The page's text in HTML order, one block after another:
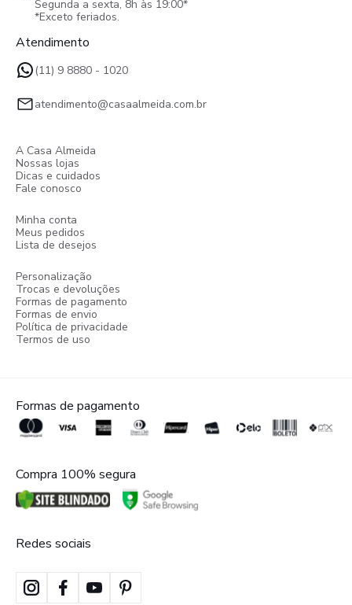
Segunda a sexta, 8h às 19:00*
*Exceto feriados.
Atendimento
(11) 9 8880 - 1020
atendimento@casaalmeida.com.br
A Casa Almeida
Nossas lojas
Dicas e cuidados
Fale conosco
Minha conta
Meus pedidos
Lista de desejos
Personalização
Trocas e devoluções
Formas de pagamento
Formas de envio
Política de privacidade
Termos de uso
Formas de pagamento
Compra 100% segura
Redes sociais